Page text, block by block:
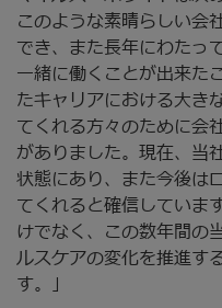
このような素晴らしい会
でき、また長年にわたっ
一緒に働くことが出来た
たキャリアにおける大き
てくれる方々のために会
がありました。現在、当
状態にあり、また今後は
てくれると確信していま
けでなく、この数年間の
ルスケアの変化を推進す
す。」